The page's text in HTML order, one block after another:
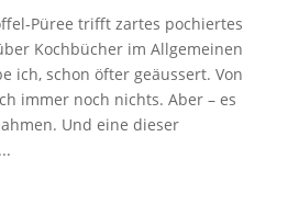
Püree trifft zartes pochiertes
Kochbücher im Allgemeinen
ich, schon öfter geäussert. Von
immer noch nichts. Aber – es
Und eine dieser